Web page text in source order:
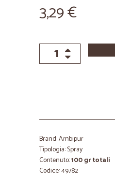
3,29 €
Brand: Ambipur
Tipologia: Spray
Contenuto:100 gr totali
Codice: 49782